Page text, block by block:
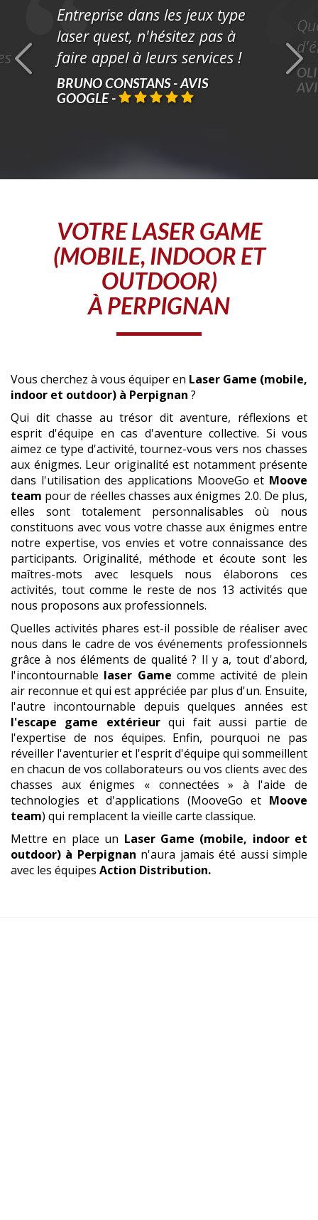
Entreprise dans les jeux type
laser quest, n'hésitez pas à
faire appel à leurs services !
BRUNO CONSTANS - AVIS
GOOGLE -
VOTRELASER GAME
(MOBILE, INDOOR ET
OUTDOOR)
À PERPIGNAN
Vous cherchez à vous équiper en Laser Game (mobile,
indoor et outdoor) à Perpignan ?
Qui dit chasse au trésor dit aventure, réflexions et
esprit d'équipe en cas d'aventure collective. Si vous
aimez ce type d'activité, tournez-vous vers nos chasses
aux énigmes. Leur originalité est notamment présente
dans l'utilisation des applications MooveGo et Moove
team pour de réelles chasses aux énigmes 2.0. De plus,
elles sont totalement personnalisables où nous
constituons avec vous votre chasse aux énigmes entre
notre expertise, vos envies et votre connaissance des
participants. Originalité, méthode et écoute sont les
maîtres-mots avec lesquels nous élaborons ces
activités, tout comme le reste de nos 13 activités que
nous proposons aux professionnels.
Quelles activités phares est-il possible de réaliser avec
nous dans le cadre de vos événements professionnels
grâce à nos éléments de qualité ? Il y a, tout d'abord,
l'incontournable laser Game comme activité de plein
air reconnue et qui est appréciée par plus d'un. Ensuite,
l'autre incontournable depuis quelques années est
l'escape game extérieurqui fait aussi partie de
l'expertise de nos équipes. Enfin, pourquoi ne pas
réveiller l'aventurier et l'esprit d'équipe qui sommeillent
en chacun de vos collaborateurs ou vos clients avec des
chasses aux énigmes « connectées » à l'aide de
technologies et d'applications (MooveGo et Moove
team) qui remplacent la vieille carte classique.
Mettre en place un Laser Game (mobile, indoor et
outdoor) à Perpignan n'aura jamais été aussi simple
avec les équipes Action Distribution.